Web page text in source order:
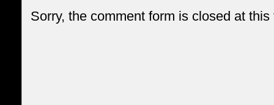
Sorry, the comment form is closed at this